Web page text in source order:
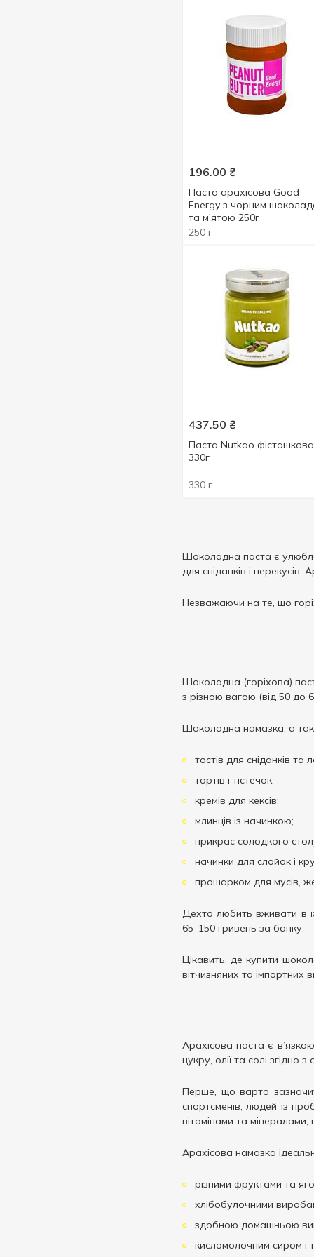
196.00 ₴
Паста арахісова Good
Energy з чорним
та м'ятою 250г
250 г
437.50 ₴
Паста Nutkao фісташкова
330г
330 г
Шоколадна паста є
для сніданків і
Незважаючи на те, що
Шоколадна (горіхова)
з різною вагою (від 50 до
Шоколадна намазка, а
тостів для сніданків та
тортів і тістечок;
кремів для кексів;
млинців із начинкою;
прикрас солодкого
начинки для слойок і
прошарком для мусів,
Дехто любить вживати в
65–150 гривень за банку.
Цікавить, де купити
вітчизняних та імпортних
Арахісова паста є
цукру, олії та солі згідно
Перше, що варто
спортсменів, людей із
вітамінами та мінералами,
Арахісова намазка
різними фруктами та
хлібобулочними
здобною домашньою
кисломолочним сиром і